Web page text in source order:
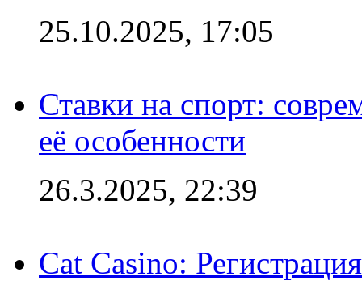
25.10.2025, 17:05
Ставки на спорт:
её особенности
26.3.2025, 22:39
Cat Casino: